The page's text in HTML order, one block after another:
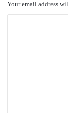
Your email address